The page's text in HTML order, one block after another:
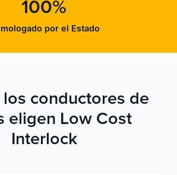
100%
por el Estado
los conductores de
eligen Low Cost
Interlock